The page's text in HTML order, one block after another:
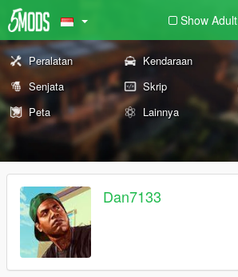
Show Adult
Peralatan Kendaraan
Senjata
Skrip
Peta
Lainnya
Dan7133